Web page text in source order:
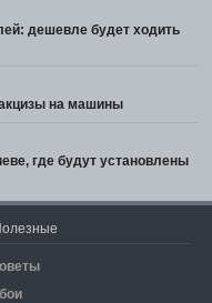
дешевле будет ходить
на машины
где будут установлены